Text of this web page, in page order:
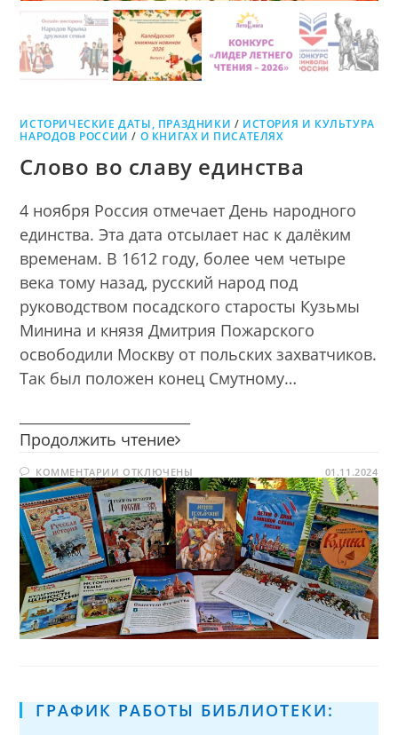
ИСТОРИЧЕСКИЕ ДАТЫ, ПРАЗДНИКИ / ИСТОРИЯ И КУЛЬТУРА
НАРОДОВ РОССИИ / О КНИГАХ И ПИСАТЕЛЯХ
Слово во славу единства
4 ноября Россия отмечает День народного
единства. Эта дата отсылает нас к далёким
временам. В 1612 году, более чем четыре
века тому назад, русский народ под
руководством посадского старосты Кузьмы
Минина и князя Дмитрия Пожарского
освободили Москву от польских захватчиков.
Так был положен конец Смутному…
Продолжить чтение Слово
славу
единства
КОММЕНТАРИИ К
ЗАПИСИ
СЛОВО
ВО
СЛАВУ
ЕДИНСТВА
ОТКЛЮЧЕНЫ 01.11.2024
ГРАФИК РАБОТЫ БИБЛИОТЕКИ: